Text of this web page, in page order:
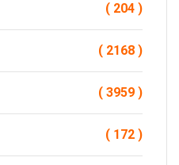
( 204 )
( 2168 )
( 3959 )
( 172 )